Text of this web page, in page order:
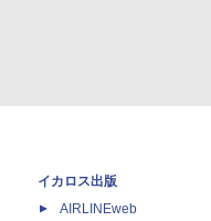
イカロス出版
AIRLINEweb